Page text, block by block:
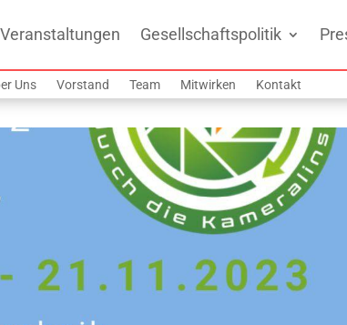
Veranstaltungen Gesellschaftspolitik
Uns Vorstand Team Mitwirken Kontakt